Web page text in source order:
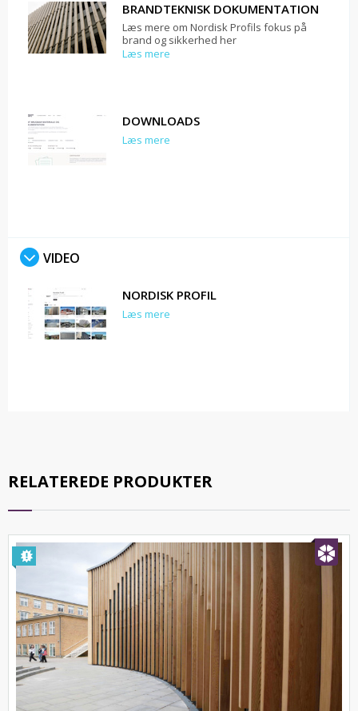
BRANDTEKNISK DOKUMENTATION
Læs mere om Nordisk Profils fokus på
brand og sikkerhed her
Læs mere
DOWNLOADS
Læs mere
VIDEO
NORDISK PROFIL
Læs mere
RELATEREDE PRODUKTER